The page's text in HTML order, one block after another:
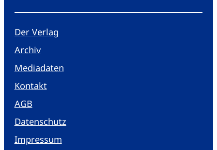
Der Verlag
Archiv
Mediadaten
Kontakt
AGB
Datenschutz
Impressum